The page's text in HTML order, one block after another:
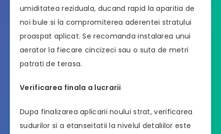
umiditatea reziduala, ducand rapid la aparitia de
noi bule si la compromiterea aderentei stratului
proaspat aplicat. Se recomanda instalarea unui
aerator la fiecare cincizeci sau o suta de metri
patrati de terasa.
Verificarea finala a lucrarii
Dupa finalizarea aplicarii noului strat, verificarea
sudurilor si a etanseitatii la nivelul detaliilor este